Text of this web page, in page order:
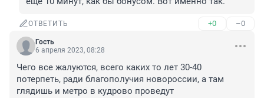
ОТВЕТИТЬ +0 –0
Гость
6 апреля 2023, 08:28
Чего все жалуются, всего каких то лет 30-40
потерпеть, ради благополучия новороссии, а там
глядишь и метро в кудрово проведут